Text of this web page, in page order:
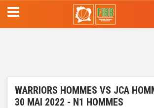
Aller
au
contenu
WARRIORS HOMMES VS JCA
30 MAI 2022 - N1 HOMMES